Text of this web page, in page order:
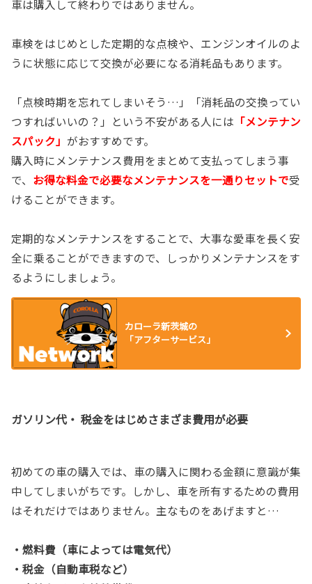
車は購入して終わりではありません。
車検をはじめとした定期的な点検や、エンジンオイルのよ
うに状態に応じて交換が必要になる消耗品もあります。
「点検時期を忘れてしまいそう…」「消耗品の交換ってい
つすればいいの？」という不安がある人には 「メンテナン
スパック」 がおすすめです。
購入時にメンテナンス費用をまとめて支払ってしまう事
で、 お得な料金で必要なメンテナンスを一通りセットで受
けることができます。
定期的なメンテナンスをすることで、大事な愛車を長く安
全に乗ることができますので、しっかりメンテナンスをす
るようにしましょう。
カローラ新茨城の
「アフターサービス」
ガソリン代・ 税金をはじめさまざま費用が必要
初めての車の購入では、車の購入に関わる金額に意識が集
中してしまいがちです。しかし、車を所有するための費用
はそれだけではありません。主なものをあげますと…
・燃料費（車によっては電気代）
・税金（自動車税など）